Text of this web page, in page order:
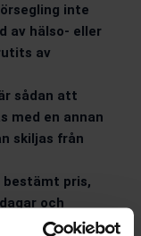
inte
av hälso- eller
av
sådan att
med en annan
skiljas från
pris,
och
på sådana